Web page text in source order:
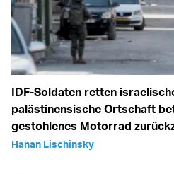
IDF-Soldaten retten
palästinensische Ortschaft
gestohlenes Motorrad
Hanan Lischinsky